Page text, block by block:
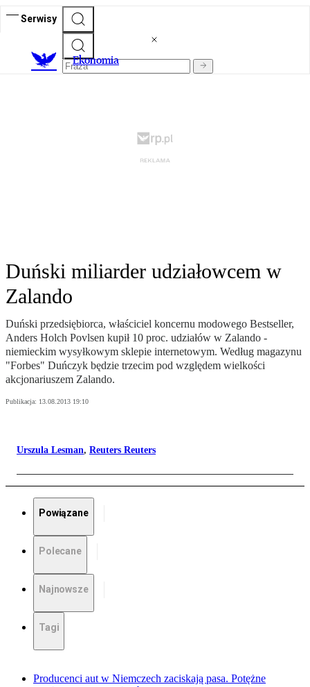
Serwisy
Ekonomia
Duński miliarder udziałowcem w
Zalando
Duński przedsiębiorca, właściciel koncernu modowego Bestseller,
Anders Holch Povlsen kupił 10 proc. udziałów w Zalando -
niemieckim wysyłkowym sklepie internetowym. Według magazynu
"Forbes" Duńczyk będzie trzecim pod względem wielkości
akcjonariuszem Zalando.
Publikacja: 13.08.2013 19:10
Urszula Lesman, Reuters Reuters
Powiązane
Polecane
Najnowsze
Tagi
Producenci aut w Niemczech zaciskają pasa. Potężne